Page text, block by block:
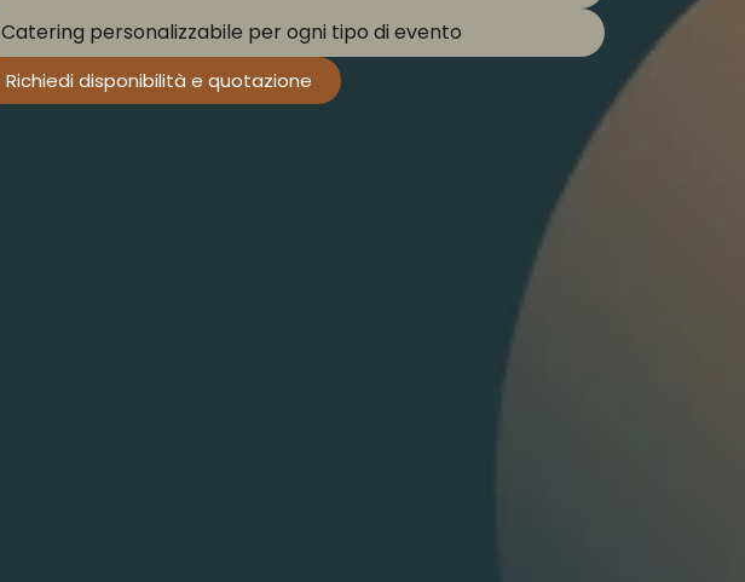
Catering personalizzabile per ogni tipo di evento
Richiedi disponibilità e quotazione